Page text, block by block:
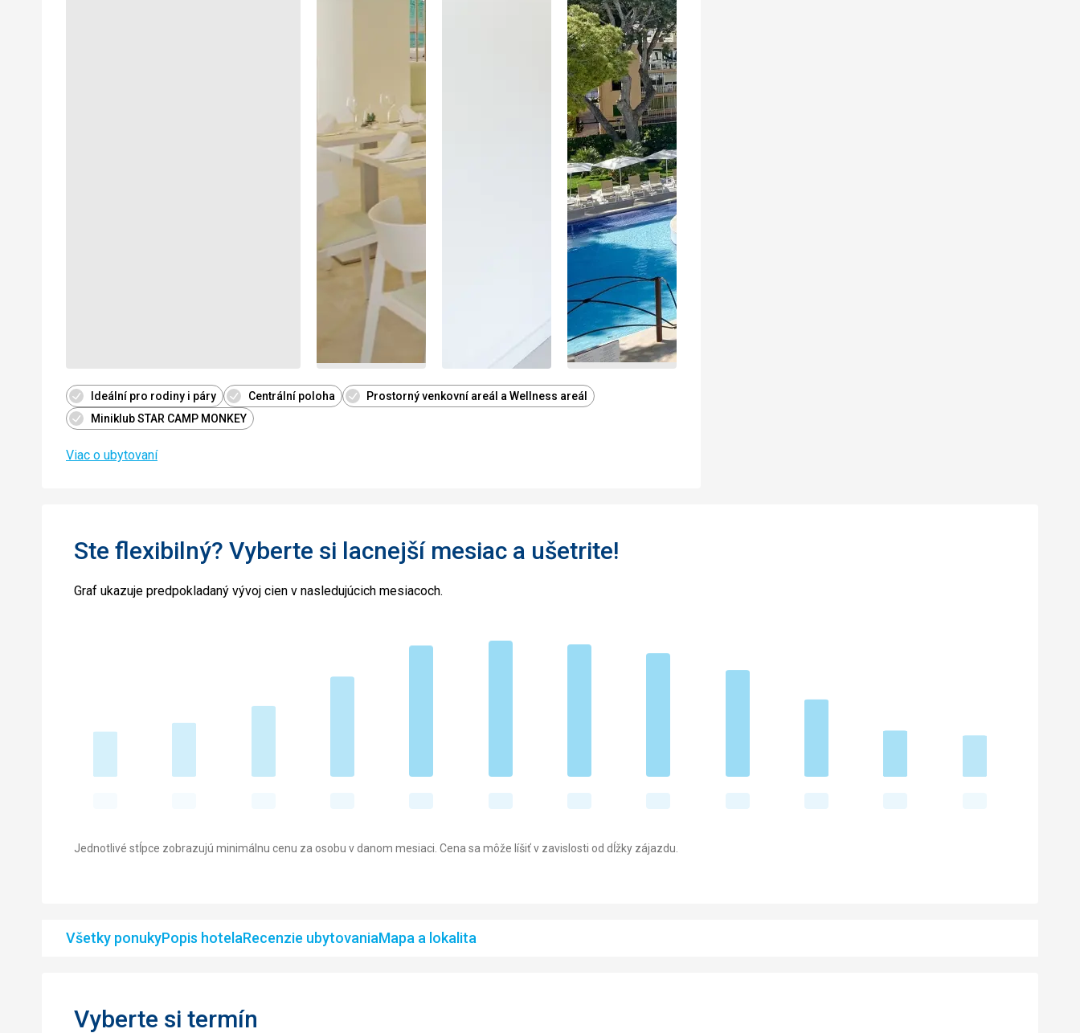
Ideální pro rodiny i páry Centrální poloha
Prostorný venkovní areál a Wellness areál
Miniklub STAR CAMP MONKEY
Viac o ubytovaní
Ste flexibilný? Vyberte si lacnejší mesiac a ušetrite!
Graf ukazuje predpokladaný vývoj cien v nasledujúcich mesiacoch.
Jednotlivé stĺpce zobrazujú minimálnu cenu za osobu v danom mesiaci. Cena sa môže líšiť v zavislosti od dĺžky zájazdu.
Všetky ponukyPopis hotelaRecenzie ubytovaniaMapa a lokalita
Vyberte si termín